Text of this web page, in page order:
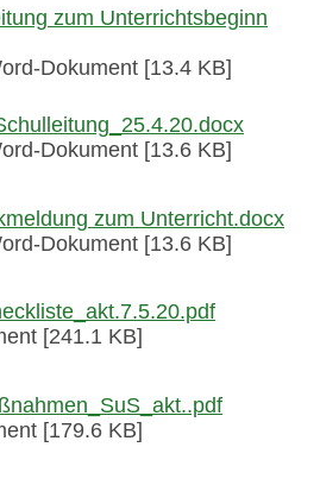
zum Unterrichtsbeginn
Dokument [13.4 KB]
Dokument [13.6 KB]
zum Unterricht.docx
Dokument [13.6 KB]
[241.1 KB]
[179.6 KB]